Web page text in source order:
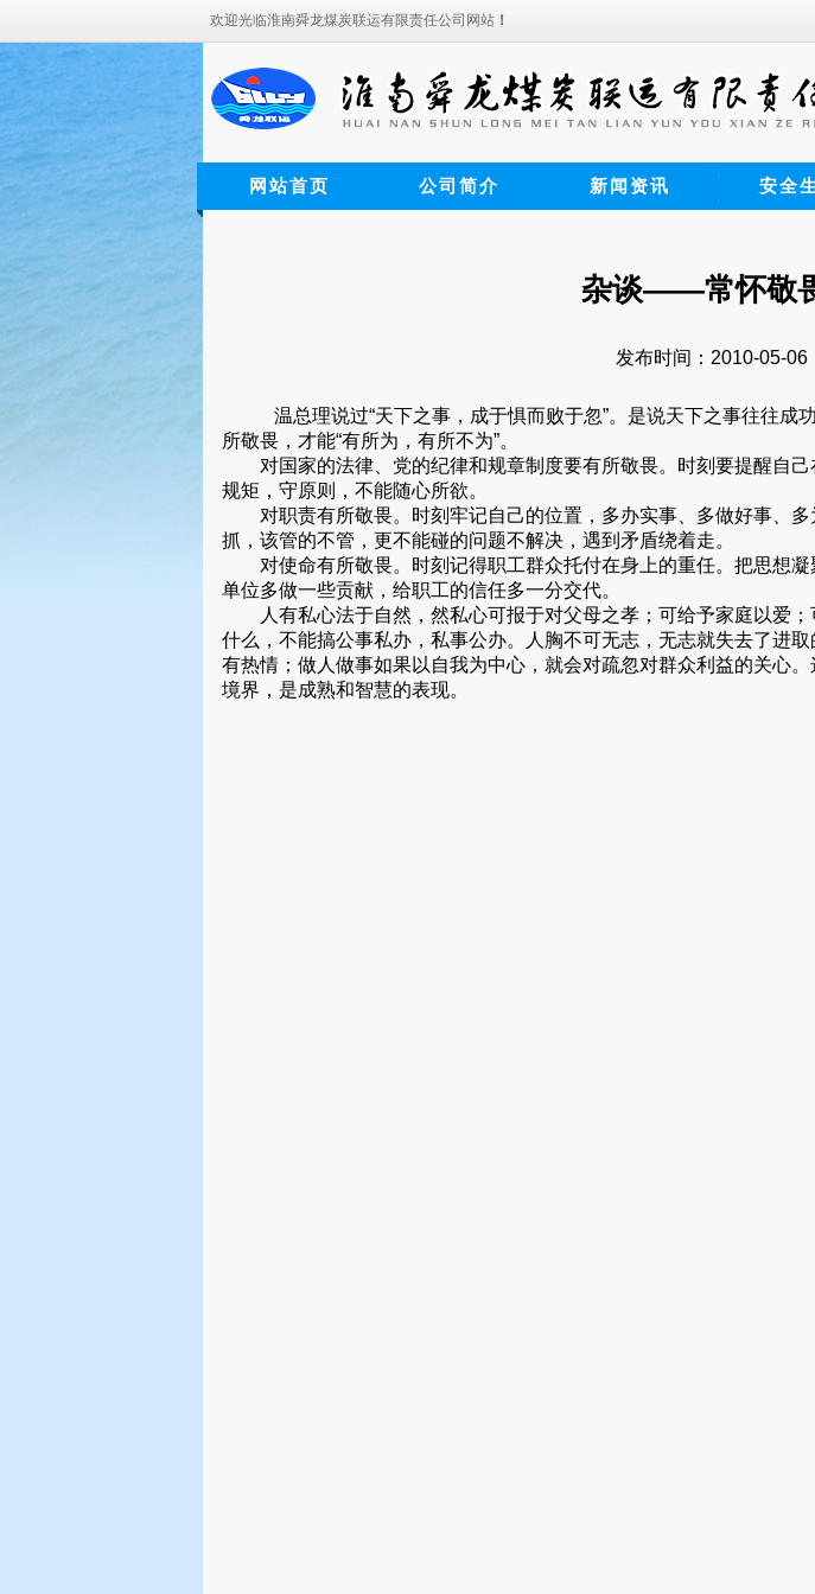
欢迎光临淮南舜龙煤炭联运有限责任公司网站 ！
网站首页 公司简介 新闻资讯 安全
杂谈——常怀敬
发布时间：2010-05-06
温总理说过“天下之事，成于惧而败于忽”。是说天下之事往往
所敬畏，才能“有所为，有所不为”。
对国家的法律、党的纪律和规章制度要有所敬畏。时刻要提醒自己
规矩，守原则，不能随心所欲。
对职责有所敬畏。时刻牢记自己的位置，多办实事、多做好事、多
抓，该管的不管，更不能碰的问题不解决，遇到矛盾绕着走。
对使命有所敬畏。时刻记得职工群众托付在身上的重任。把思想凝
单位多做一些贡献，给职工的信任多一分交代。
人有私心法于自然，然私心可报于对父母之孝；可给予家庭以爱；
什么，不能搞公事私办，私事公办。人胸不可无志，无志就失去了进
有热情；做人做事如果以自我为中心，就会对疏忽对群众利益的关心
境界，是成熟和智慧的表现。